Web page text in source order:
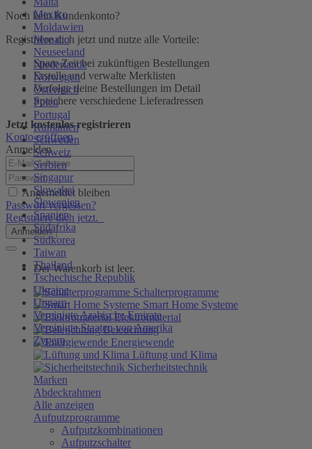
Mexiko
Moldawien
Monaco
Neuseeland
Niederlande
Norwegen
Österreich
Polen
Portugal
Rumänien
Schweden
Schweiz
Serbien
Singapur
Slowakei
Slowenien
Spanien
Südafrika
Südkorea
Taiwan
Thailand
Tschechische Republik
Ukraine
Ungarn
Vereinigte Arabische Emirate
Vereinigte Staaten von Amerika
Zypern
Noch kein Kundenkonto?
Registriere dich jetzt und nutze alle Vorteile:
Spare Zeit bei zukünftigen Bestellungen
Erstelle und verwalte Merklisten
Verfolge deine Bestellungen im Detail
Speichere verschiedene Lieferadressen
Jetzt kostenlos registrieren
Konto eröffnen
Anmelden
Angemeldet bleiben
Passwort vergessen?
Registriere dich jetzt.
Anmelden
Der Warenkorb ist leer.
Schalterprogramme
Smart Home Systeme
Elektromaterial
Beleuchtung
Energiewende
Lüftung und Klima
Sicherheitstechnik
Marken
Abdeckrahmen
Alle anzeigen
Aufputzprogramme
Aufputzkombinationen
Aufputzschalter